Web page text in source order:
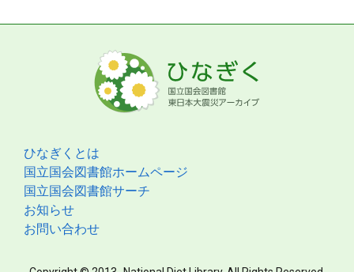
ひなぎくとは
国立国会図書館ホームページ
国立国会図書館サーチ
お知らせ
お問い合わせ